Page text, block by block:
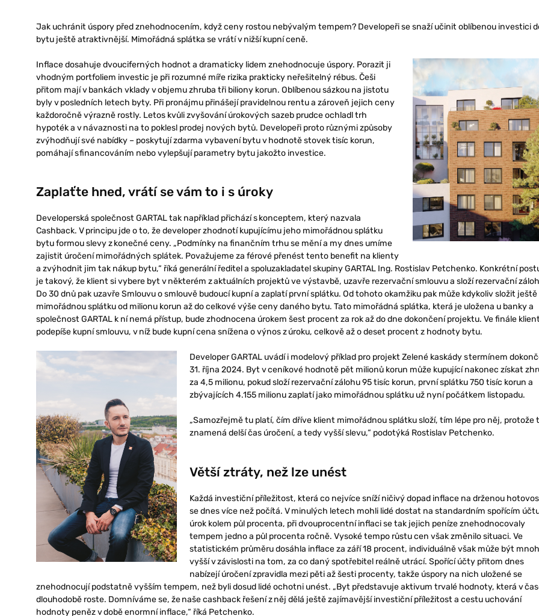
Jak uchránit úspory před znehodnocením, když ceny rostou nebývalým tempem? Developeři se snaží učinit oblíbenou investici
bytu ještě atraktivnější. Mimořádná splátka se vrátí v nižší kupní ceně.
Inflace dosahuje dvouciferných hodnot a dramaticky lidem znehodnocuje úspory. Porazit ji
vhodným portfoliem investic je při rozumné míře rizika prakticky neřešitelný rébus. Češi
přitom mají v bankách vklady v objemu zhruba tři biliony korun. Oblíbenou sázkou na jistotu
byly v posledních letech byty. Při pronájmu přinášejí pravidelnou rentu a zároveň jejich ceny
každoročně výrazně rostly. Letos kvůli zvyšování úrokových sazeb prudce ochladl trh
hypoték a v návaznosti na to poklesl prodej nových bytů. Developeři proto různými způsoby
zvýhodňují své nabídky – poskytují zdarma vybavení bytu v hodnotě stovek tisíc korun,
pomáhají s financováním nebo vylepšují parametry bytu jakožto investice.
Zaplaťte hned, vrátí se vám to i s úroky
Developerská společnost GARTAL tak například přichází s konceptem, který nazvala
Cashback. V principu jde o to, že developer zhodnotí kupujícímu jeho mimořádnou splátku
bytu formou slevy z konečné ceny. „Podmínky na finančním trhu se mění a my dnes umíme
zajistit úročení mimořádných splátek. Považujeme za férové přenést tento benefit na klienty
a zvýhodnit jim tak nákup bytu,“ říká generální ředitel a spoluzakladatel skupiny GARTAL Ing. Rostislav Petchenko. Konkrétní
je takový, že klient si vybere byt v některém z aktuálních projektů ve výstavbě, uzavře rezervační smlouvu a složí rezervační
Do 30 dnů pak uzavře Smlouvu o smlouvě budoucí kupní a zaplatí první splátku. Od tohoto okamžiku pak může kdykoliv složit ještě
mimořádnou splátku od milionu korun až do celkové výše ceny daného bytu. Tato mimořádná splátka, která je uložena u banky a
společnost GARTAL k ní nemá přístup, bude zhodnocena úrokem šest procent za rok až do dne dokončení projektu. Ve finále
podepíše kupní smlouvu, v níž bude kupní cena snížena o výnos z úroku, celkově až o deset procent z hodnoty bytu.
Developer GARTAL uvádí i modelový příklad pro projekt Zelené kaskády s termínem
31. října 2024. Byt v ceníkové hodnotě pět milionů korun může kupující nakonec získat
za 4,5 milionu, pokud složí rezervační zálohu 95 tisíc korun, první splátku 750 tisíc korun a
zbývajících 4.155 milionu zaplatí jako mimořádnou splátku už nyní počátkem listopadu.
„Samozřejmě tu platí, čím dříve klient mimořádnou splátku složí, tím lépe pro něj, protože
znamená delší čas úročení, a tedy vyšší slevu,“ podotýká Rostislav Petchenko.
Větší ztráty, než lze unést
Každá investiční příležitost, která co nejvíce sníží ničivý dopad inflace na drženou
se dnes více než počítá. V minulých letech mohli lidé dostat na standardním spořícím
úrok kolem půl procenta, při dvouprocentní inflaci se tak jejich peníze znehodnocovaly
tempem jedno a půl procenta ročně. Vysoké tempo růstu cen však změnilo situaci. Ve
statistickém průměru dosáhla inflace za září 18 procent, individuálně však může být
vyšší v závislosti na tom, za co daný spotřebitel reálně utrácí. Spořící účty přitom dnes
nabízejí úročení zpravidla mezi pěti až šesti procenty, takže úspory na nich uložené se
znehodnocují podstatně vyšším tempem, než byli dosud lidé ochotni unést. „Byt představuje aktivum trvalé hodnoty, která v
dlouhodobě roste. Domníváme se, že naše cashback řešení z něj dělá ještě zajímavější investiční příležitost a cestu uchování
hodnoty peněz v době enormní inflace,“ říká Petchenko.